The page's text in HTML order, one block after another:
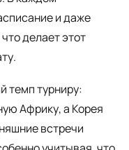
и даже
делает этот
темп турниру:
Африку, а Корея
встречи